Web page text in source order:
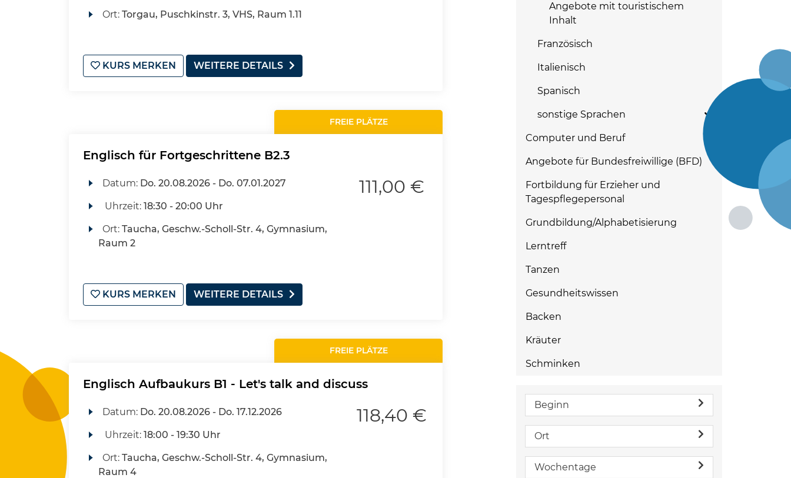
Ort: Torgau, Puschkinstr. 3, VHS, Raum 1.11
KURS MERKEN WEITERE DETAILS
FREIE PLÄTZE
Englisch für Fortgeschrittene B2.3
Datum: Do. 20.08.2026 - Do. 07.01.2027
Uhrzeit: 18:30 - 20:00 Uhr
Ort: Taucha, Geschw.-Scholl-Str. 4, Gymnasium,
Raum 2
111,00 €
KURS MERKEN WEITERE DETAILS
FREIE PLÄTZE
Englisch Aufbaukurs B1 - Let's talk and discuss
Datum: Do. 20.08.2026 - Do. 17.12.2026
Uhrzeit: 18:00 - 19:30 Uhr
Ort: Taucha, Geschw.-Scholl-Str. 4, Gymnasium,
Raum 4
118,40 €
Angebote mit touristischem
Inhalt
Französisch
Italienisch
Spanisch
sonstige Sprachen
Computer und Beruf
Angebote für Bundesfreiwillige (BFD)
Fortbildung für Erzieher und
Tagespflegepersonal
Grundbildung/Alphabetisierung
Lerntreff
Tanzen
Gesundheitswissen
Backen
Kräuter
Schminken
Beginn
Ort
Wochentage